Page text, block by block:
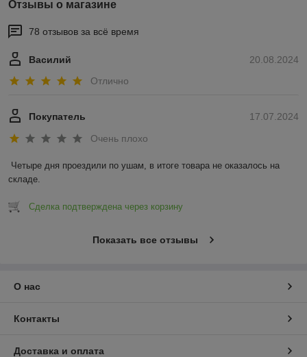
Отзывы о магазине
78 отзывов за всё время
20.08.2024
Василий
Отлично
17.07.2024
Покупатель
Очень плохо
Четыре дня проездили по ушам, в итоге товара не оказалось на
складе.
Сделка подтверждена через корзину
Показать все отзывы
О нас
Контакты
Доставка и оплата